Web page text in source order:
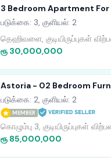
3 Bedroom Apartment For
Dehiwala
படுக்கை: 3, குளியல்: 2
தெஹிவளை, குடியிருப்புகள்
ரூ 30,000,000
Astoria - 02 Bedroom
Apartment For Sale In
(A3968)
படுக்கை: 2, குளியல்: 2
MEMBER
கொழும்பு 3, குடியிருப்புகள்
ரூ 85,000,000